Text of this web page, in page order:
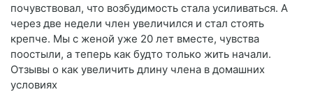
почувствовал, что возбудимость стала усиливаться. А
через две недели член увеличился и стал стоять
крепче. Мы с женой уже 20 лет вместе, чувства
поостыли, а теперь как будто только жить начали.
Отзывы о как увеличить длину члена в домашних
условиях